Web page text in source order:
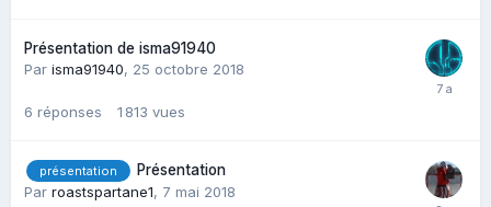
Présentation de isma91940
Par isma91940, 25 octobre 2018
6 réponses 1 813 vues
présentation
Présentation
Par roastspartane1, 7 mai 2018